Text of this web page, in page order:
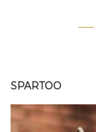
SPARTOO